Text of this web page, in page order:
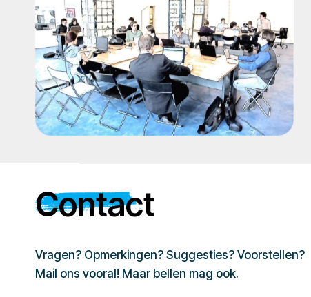
Contact
Vragen? Opmerkingen? Suggesties? Voorstellen?
Mail ons vooral! Maar bellen mag ook.